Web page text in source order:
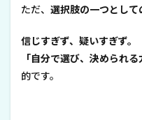
ただ、 選択肢の一つとし
信じすぎず、疑いすぎず。
「自分で選び、決められる
的です。